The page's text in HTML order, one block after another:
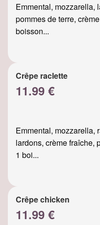
Emmental, mozzarella,
pommes de terre,
boisson...
Crêpe raclette
11.99 €
Emmental, mozzarella,
lardons, crème fraîche,
1 boi...
Crêpe chicken
11.99 €